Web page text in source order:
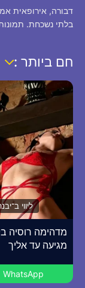
דבורה, אירופאית
בלתי נשכחת.
חם ביותר :
ליווי
מדהימה רוסיה
מגיעה עד אליך
WhatsApp